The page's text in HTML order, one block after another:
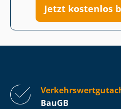
Jetzt kostenlos
BauGB